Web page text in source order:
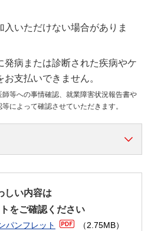
いただけない場合がありま
発病または診断された疾病やケ
支払いできません。
等への事情確認、就業障害状況報告書や
によって確認させていただきます。
指します。
保険の概要を紹介したもので
は、必ず「重要事項説明書」
。
しい内容は
をご確認ください
パンフレット （2.75MB）